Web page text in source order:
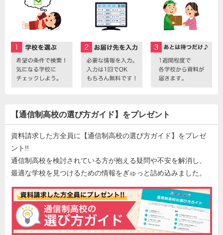
【通信制高校の選び方ガイド】をプレゼント
資料請求した方全員に【通信制高校の選び方ガイド】をプレゼ
ント!!
通信制高校を検討されている方が抱える疑問や不安を解消し、
最適な学校を見つけるための情報をぎゅっと詰め込みました。